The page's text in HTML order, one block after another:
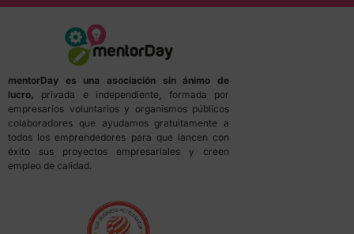
mentorDay es una asociación sin ánimo de
lucro, privada e independiente, formada por
empresarios voluntarios y organismos públicos
colaboradores que ayudamos gratuitamente a
todos los emprendedores para que lancen con
éxito sus proyectos empresariales y creen
empleo de calidad.